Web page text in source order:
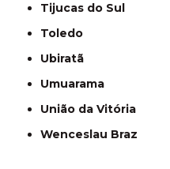
Tijucas do Sul
Toledo
Ubiratã
Umuarama
União da Vitória
Wenceslau Braz